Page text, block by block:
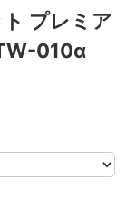
プレミア
010α